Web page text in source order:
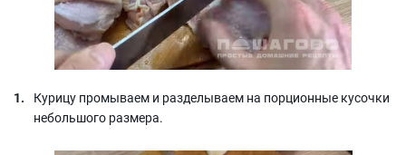
Курицу промываем и разделываем на порционные кусочки
небольшого размера.